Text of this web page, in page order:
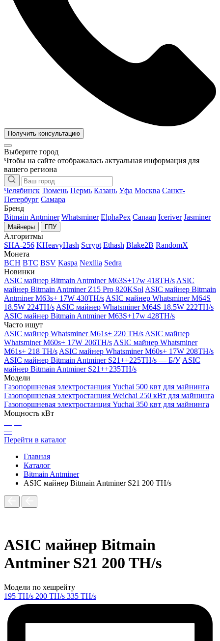
Получить консультацию
Выберите город
Чтобы на сайте отображалась актуальная информация для
вашего региона
Челябинск Тюмень Пермь Казань Уфа Москва Санкт-
Петербург Самара
Бренд
Bitmain Antminer Whatsminer ElphaPex Canaan Iceriver Jasminer
Майнеры ГПУ
Алгоритмы
SHA-256 KHeavyHash Scrypt Ethash Blake2B RandomX
Монета
BCH BTC BSV Kaspa Nexllia Sedra
Новинки
ASIC майнер Bitmain Antminer M63S+17w 418TH/s ASIC
майнер Bitmain Antminer Z15 Pro 820KSol ASIC майнер Bitmain
Antminer M63s+ 17W 430TH/s ASIC майнер Whatsminer M64S
18.5W 224TH/s ASIC майнер Whatsminer M64S 18.5W 222TH/s
ASIC майнер Bitmain Antminer M63S+17w 428TH/s
Часто ищут
ASIC майнер Whatsminer M61s+ 220 TH/s ASIC майнер
Whatsminer M60s+ 17W 206TH/s ASIC майнер Whatsminer
M61s+ 218 TH/s ASIC майнер Whatsminer M60s+ 17W 208TH/s
ASIC майнер Bitmain Antminer S21++225TH/s — Б/У ASIC
майнер Bitmain Antminer S21++235TH/s
Модели
Газопоршневая электростанция Yuchai 500 квт для майнинга
Газопоршневая электростанция Weichai 250 кВт для майнинга
Газопоршневая электростанция Yuchai 350 квт для майнинга
Мощность кВт
— —
—
Перейти в каталог
Главная
Каталог
Bitmain Antminer
ASIC майнер Bitmain Antminer S21 200 TH/s
ASIC майнер Bitmain
Antminer S21 200 TH/s
Модели по хешрейту
195 TH/s 200 TH/s 335 TH/s